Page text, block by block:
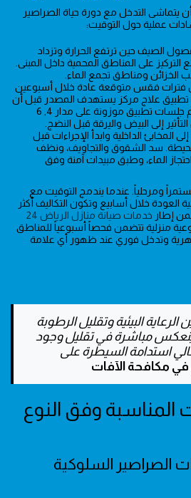
يتماشى التدخل مع دورة حياة الصراصير
عملية حول التوقيت:
فصول الصيف حين ترتفع الحرارة وتزداد
على المناطق المحمية داخل المبنى.
الخزائن ومناطق تجمع الماء.
فترات فقس متوقعة عادة خلال أسبوعين
علاج مركز يستهدف المصدر قبل أن
تتطور اليرقات. استخدم جلسات تطبيق موزونة على مدار 4, 6
إلى البيض واليرقة قبل النضج.
المخابئ الداخلية وابدأ الإجراءات قبل
سد الشقوق والتجاويف، ونظف
الماء، وطبق مبيدات آمنة وفق
ومرحلياً. عندما يندمج التوقيت مع
العودة خلال أسابيع وتكون التكاليف أكثر
إطار
خدمات صيانة منازل الرياض 24
منزلية تتضمن فحصاً أسبوعياً للمناطق
وتدخل فوري عند ظهور أي علامة
الرعاية البيئية وتقليل الرطوبة
مباشرة في تقليل وجود
استدامة السيطرة على
مكافحة الآفات
المناسبة وفق النوع
الصراصير السلوكية